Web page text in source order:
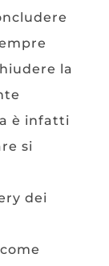
la
è infatti
si
dei